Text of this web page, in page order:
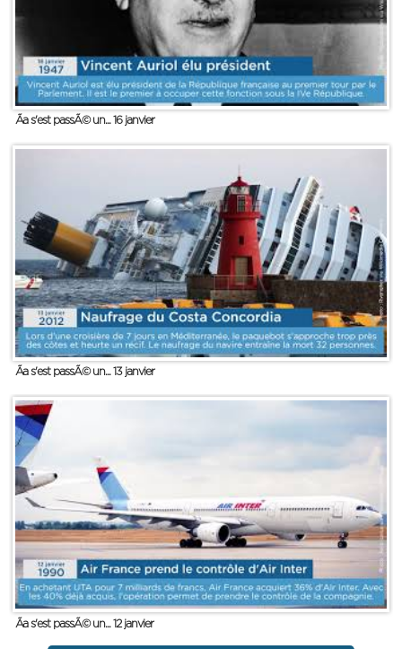
Ãa s'est passÃ© un... 16 janvier
Ãa s'est passÃ© un... 13 janvier
Ãa s'est passÃ© un... 12 janvier